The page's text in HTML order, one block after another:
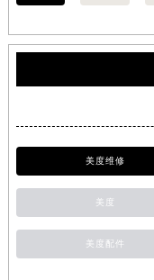
美度维修
美度
美度配件